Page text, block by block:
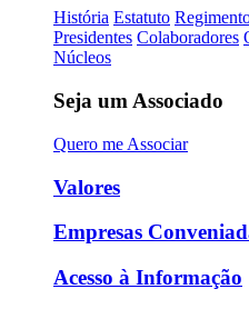
História Estatuto
Presidentes Colaboradores
Núcleos
Seja um Associado
Quero me Associar
Valores
Empresas
Acesso à Informação